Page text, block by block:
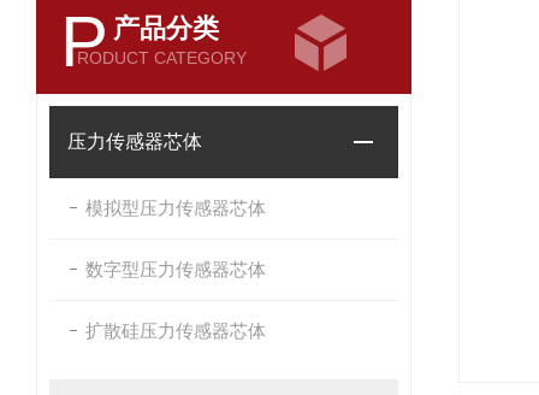
P 产品分类
RODUCT CATEGORY
压力传感器芯体
模拟型压力传感器芯体
数字型压力传感器芯体
扩散硅压力传感器芯体